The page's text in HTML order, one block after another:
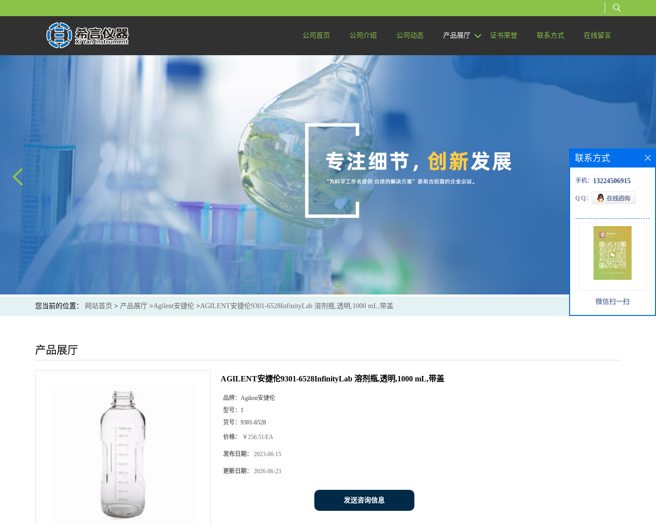
公司首页 公司介绍 公司动态 产品展厅 证书荣誉 联系方式 在线留言
您当前的位置： 网站首页 > 产品展厅 >Agilent安捷伦 >AGILENT安捷伦9301-6528InfinityLab 溶剂瓶,透明,1000 mL,带盖
产品展厅
AGILENT安捷伦9301-6528InfinityLab 溶剂瓶,透明,1000 mL,带盖
品牌： Agilent安捷伦
型号： 1
货号： 9301-6528
价格： ￥256.51/EA
发布日期： 2023-06-15
更新日期： 2026-06-23
发送咨询信息
联系方式
手机： 13224506915
Q Q：
微信扫一扫